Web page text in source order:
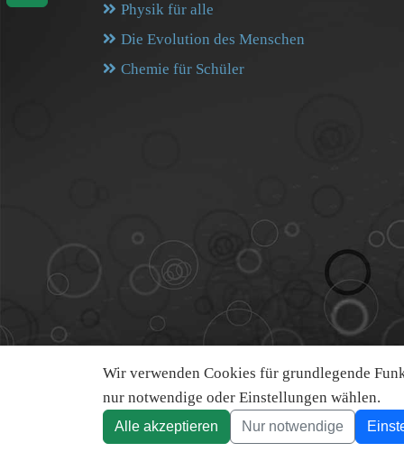
Wir verwenden Cookies für grundlegende
nur notwendige oder Einstellungen wählen.
Alle akzeptieren Nur notwendige
Physik für alle
Die Evolution des Menschen
Chemie für Schüler